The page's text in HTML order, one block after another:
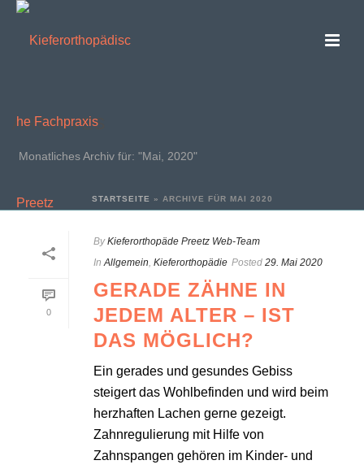
ARCHIVES
Monatliches Archiv für: "Mai, 2020"
STARTSEITE » ARCHIVE FÜR MAI 2020
0
By Kieferorthopäde Preetz Web-Team
In Allgemein, Kieferorthopädie Posted 29. Mai 2020
GERADE ZÄHNE IN
JEDEM ALTER – IST
DAS MÖGLICH?
Ein gerades und gesundes Gebiss
steigert das Wohlbefinden und wird beim
herzhaften Lachen gerne gezeigt.
Zahnregulierung mit Hilfe von
Zahnspangen gehören im Kinder- und